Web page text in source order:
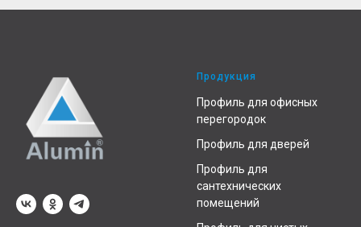
Продукция
Профиль для офисных
перегородок
Профиль для дверей
Профиль для
сантехнических
помещений